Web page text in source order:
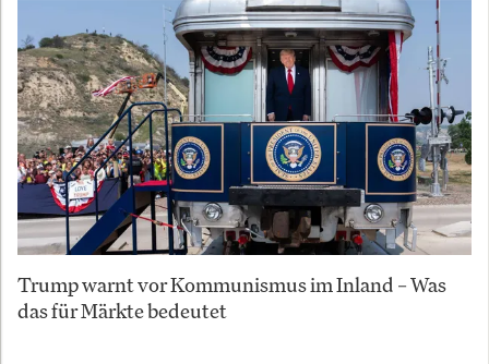
Trump warnt vor Kommunismus im Inland – Was
das für Märkte bedeutet